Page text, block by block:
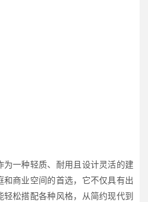
一种轻质、耐用且设计灵活的建
商业空间的首选，它不仅具有出
松搭配各种风格，从简约现代到